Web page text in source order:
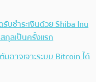
บชำระเงินด้วย Shiba Inu
กุลเป็นครั้งแรก
อาจเจาะระบบ Bitcoin ได้